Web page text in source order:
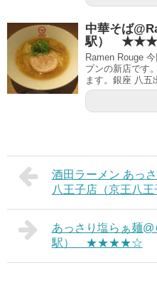
中華そば
駅）
Ramen Rouge
プンの新店です
ます。銀座 八五
酒田ラーメン あっ
八王子店（京王
あっさり塩らぁ麺
駅） ★★★★☆